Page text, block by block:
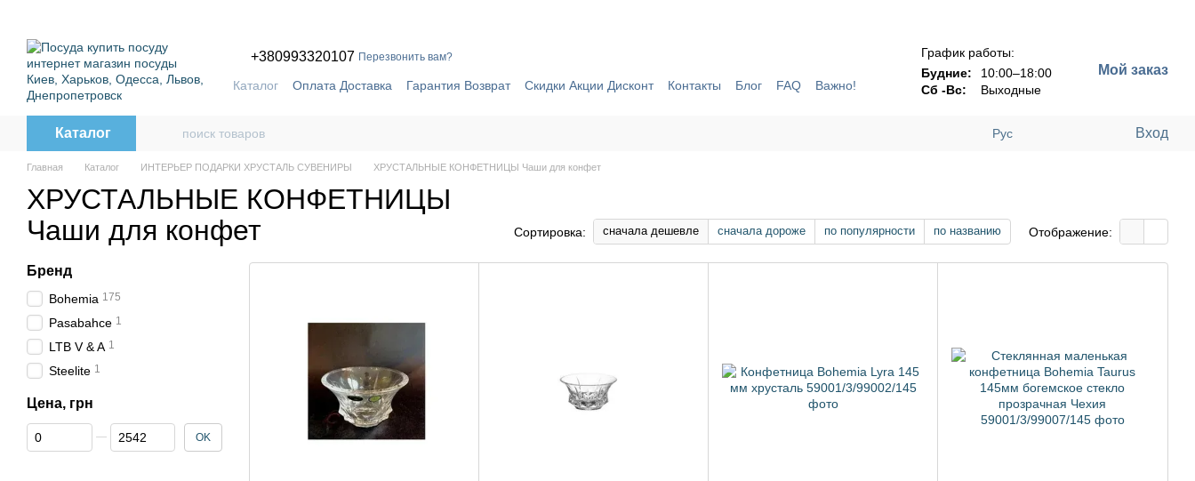
+380993320107 Перезвонить вам?
Каталог Оплата Доставка Гарантия Возврат Скидки Акции Дисконт Контакты Блог FAQ
Важно!
График работы:
Будние:
10:00–18:00
Сб -Вс:
Выходные
Мой заказ
Каталог Рус Вход
Главная Каталог ИНТЕРЬЕР ПОДАРКИ ХРУСТАЛЬ СУВЕНИРЫ ХРУСТАЛЬНЫЕ КОНФЕТНИЦЫ Чаши для конфет
ХРУСТАЛЬНЫЕ КОНФЕТНИЦЫ
Чаши для конфет
Сортировка: сначала дешевле сначала дороже по популярности по названию Отображение:
Бренд
Bohemia 175
Pasabahce 1
LTB V & A 1
Steelite 1
Цена, грн
От Цена, грн
До Цена, грн OK